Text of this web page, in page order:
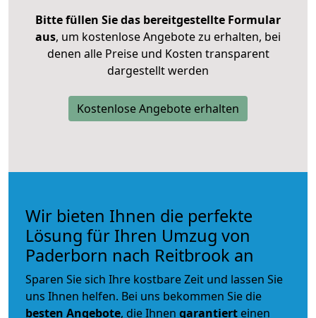
Bitte füllen Sie das bereitgestellte Formular
aus, um kostenlose Angebote zu erhalten, bei
denen alle Preise und Kosten transparent
dargestellt werden
Kostenlose Angebote erhalten
Wir bieten Ihnen die perfekte
Lösung für Ihren Umzug von
Paderborn nach Reitbrook an
Sparen Sie sich Ihre kostbare Zeit und lassen Sie
uns Ihnen helfen. Bei uns bekommen Sie die
besten Angebote, die Ihnen garantiert einen